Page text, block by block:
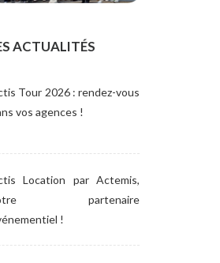
ACTUALITÉS
Tour 2026 : rendez-vous
vos agences !
Location par Actemis,
partenaire
!